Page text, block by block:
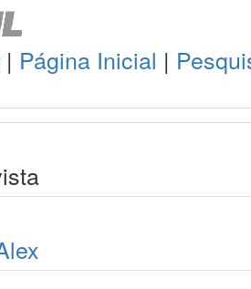
| Página Inicial |